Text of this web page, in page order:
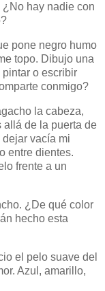
hay nadie con
pone negro humo
topo. Dibujo una
o escribir
conmigo?
la cabeza,
allá de la puerta de
vacía mi
entre dientes.
frente a un
¿De qué color
hecho esta
el pelo suave del
Azul, amarillo,